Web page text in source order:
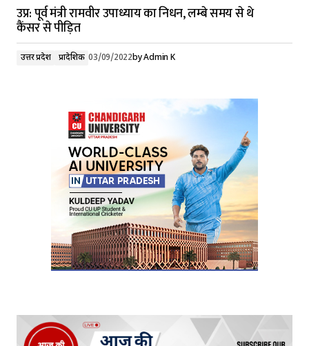
उप्र: पूर्व मंत्री रामवीर उपाध्याय का निधन, लम्बे समय से थे
कैंसर से पीड़ित
उत्तर प्रदेश प्रादेशिक 03/09/2022byAdmin K